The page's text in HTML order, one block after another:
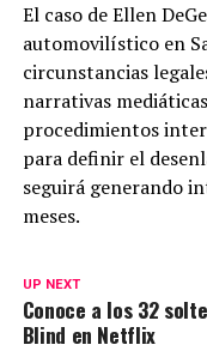
El caso de Ellen
automovilístico en
circunstancias
narrativas
procedimientos
para definir el
seguirá generando
meses.
UP NEXT
Conoce a los 32
Blind en Netflix